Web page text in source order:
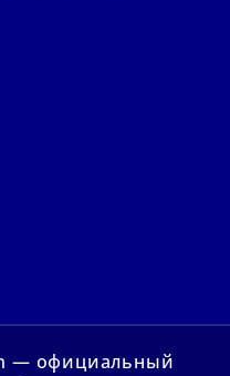
— официальный